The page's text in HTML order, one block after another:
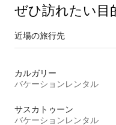
ぜひ訪⁠れ⁠た⁠い目⁠
近場の旅行先
カルガリー
バケーションレンタル
サスカトゥーン
バケーションレンタル